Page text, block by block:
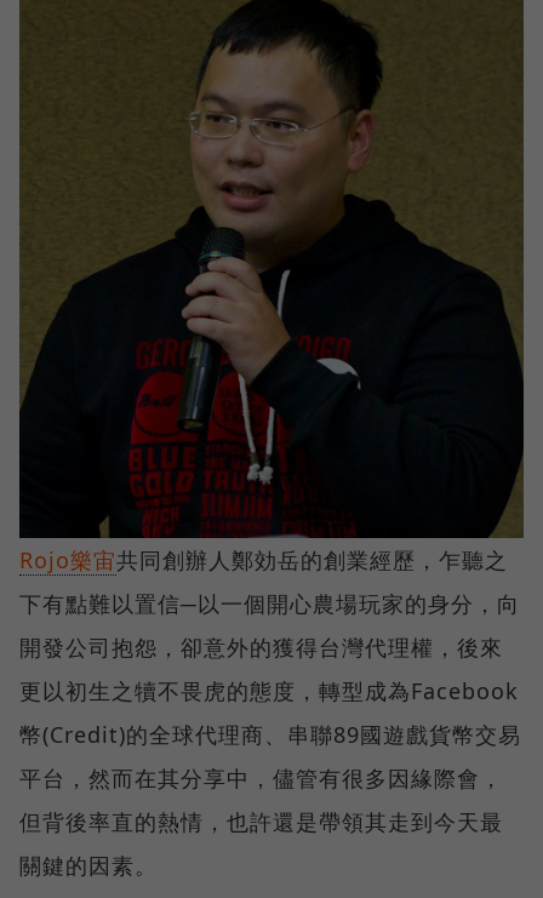
Rojo樂宙共同創辦人鄭効岳的創業經歷，乍聽之
下有點難以置信─以一個開心農場玩家的身分，向
開發公司抱怨，卻意外的獲得台灣代理權，後來
更以初生之犢不畏虎的態度，轉型成為Facebook
幣(Credit)的全球代理商、串聯89國遊戲貨幣交易
平台，然而在其分享中，儘管有很多因緣際會，
但背後率直的熱情，也許還是帶領其走到今天最
關鍵的因素。